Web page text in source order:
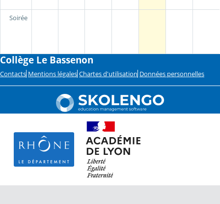
Soirée
Collège Le Bassenon
Contacts Mentions légales Chartes d'utilisation Données personnelles